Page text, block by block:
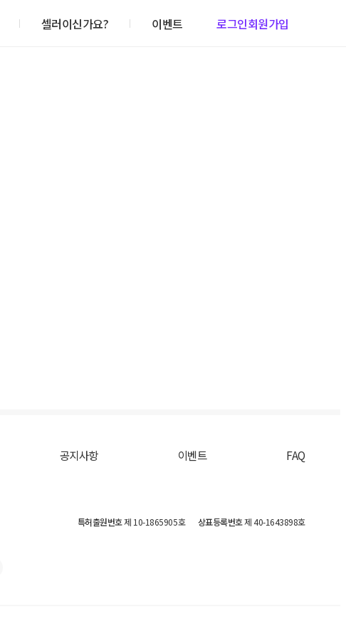
셀러이신가요? 이벤트 로그인회원가입
공지사항 이벤트 FAQ
특허출원번호제 10-1865905호 상표등록번호제 40-1643898호